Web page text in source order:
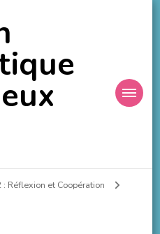
: Réflexion et Coopération